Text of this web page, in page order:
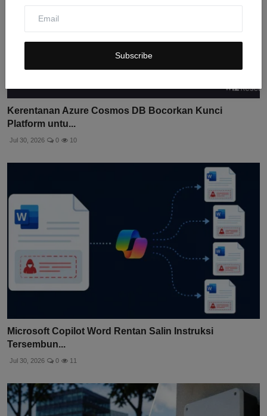
Subscribe
Kerentanan Azure Cosmos DB Bocorkan Kunci
Platform untu...
Jul 30, 2026 0 10
Microsoft Copilot Word Rentan Salin Instruksi
Tersembun...
Jul 30, 2026 0 11